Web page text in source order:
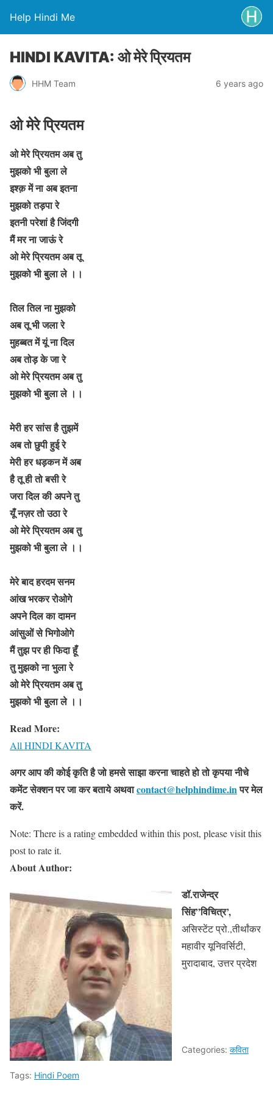
Help Hindi Me
HINDI KAVITA: ओ मेरे प्रियतम
HHM Team 6 years ago
ओ मेरे प्रियतम
ओ मेरे प्रियतम अब तु
मुझको भी बुला ले
इश्क़ में ना अब इतना
मुझको तड़पा रे
इतनी परेशां है जिंदगी
मैं मर ना जाऊं रे
ओ मेरे प्रियतम अब तू
मुझको भी बुला ले ।।
तिल तिल ना मुझको
अब तू भी जला रे
मुहब्बत में यूं ना दिल
अब तोड़ के जा रे
ओ मेरे प्रियतम अब तु
मुझको भी बुला ले ।।
मेरी हर सांस है तुझमें
अब तो छुपी हुई रे
मेरी हर धड़कन में अब
है तू ही तो बसी रे
जरा दिल की अपने तु
यूँ नज़र तो उठा रे
ओ मेरे प्रियतम अब तु
मुझको भी बुला ले ।।
मेरे बाद हरदम सनम
आंख भरकर रोओगे
अपने दिल का दामन
आंसुओं से भिगोओगे
मैं तुझ पर ही फिदा हूँ
तु मुझको ना भुला रे
ओ मेरे प्रियतम अब तु
मुझको भी बुला ले ।।
Read More:
All HINDI KAVITA
अगर आप की कोई कृति है जो हमसे साझा करना चाहते हो तो कृपया नीचे
कमेंट सेक्शन पर जा कर बतायेअथवाcontact@helphindime.inपर मेल
करें.
Note: There is a rating embedded within this post, please visit this
post to rate it.
About Author:
डॉ.राजेन्द्र
सिंह”विचित्र’,
असिस्टेंट प्रो.,तीर्थांकर
महावीर यूनिवर्सिटी,
मुरादाबाद, उत्तर प्रदेश
Categories: कविता
Tags: Hindi Poem